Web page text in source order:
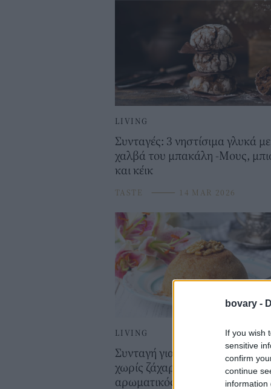
bovary -
If you wish
sensitive
confirm
continue
information
LIVING
Συνταγές: 3 νηστίσιμα γλυκά με
χαλβά του μπακάλη -Μους,
και κέικ
TASTE ⸻ 14 MAR 2026
LIVING
Συνταγή για σιμιγδαλένιο
χωρίς ζάχαρη -Μελένιος και
αρωματικός